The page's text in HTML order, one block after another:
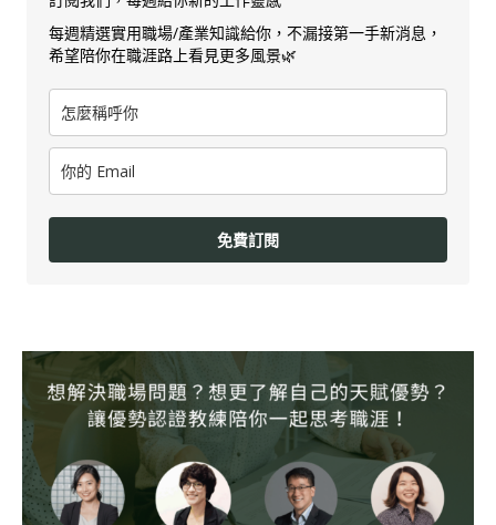
每週精選實用職場/產業知識給你，不漏接第一手新消息，
希望陪你在職涯路上看見更多風景🌿
免費訂閱